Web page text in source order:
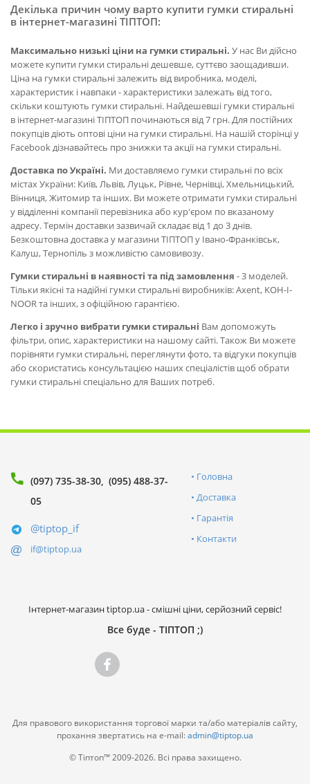
Декілька причин чому варто купити гумки стиральні
в інтернет-магазині ТІПТОП:
Максимально низькі ціни на гумки стиральні. У нас Ви дійсно
можете купити гумки стиральні дешевше, суттєво заощадивши.
Ціна на гумки стиральні залежить від виробника, моделі,
характеристик і навпаки - характеристики залежать від того,
скільки коштують гумки стиральні. Найдешевші гумки стиральні
в інтернет-магазині ТІПТОП починаються від 7 грн. Для постійних
покупців діють оптові ціни на гумки стиральні. На нашій сторінці у
Facebook дізнавайтесь про знижки та акції на гумки стиральні.
Доставка по Україні. Ми доставляємо гумки стиральні по всіх
містах України: Київ, Львів, Луцьк, Рівне, Чернівці, Хмельницький,
Вінниця, Житомир та інших. Ви можете отримати гумки стиральні
у відділенні компанії перевізника або кур'єром по вказаному
адресу. Термін доставки зазвичай складає від 1 до 3 днів.
Безкоштовна доставка у магазини ТІПТОП у Івано-Франківськ,
Калуш, Тернопіль з можливістю самовивозу.
Гумки стиральні в наявності та під замовлення - 3 моделей.
Тільки якісні та надійні гумки стиральні виробників: Axent, KOH-I-
NOOR та інших, з офіційною гарантією.
Легко і зручно вибрати гумки стиральні Вам допоможуть
фільтри, опис, характеристики на нашому сайті. Також Ви можете
порівняти гумки стиральні, переглянути фото, та відгуки покупців
або скористатись консультацією наших спеціалістів щоб обрати
гумки стиральні спеціально для Ваших потреб.
(097) 735-38-30 (095) 488-37-
05
@tiptop_if
if@tiptop.ua
Головна
Доставка
Гарантія
Контакти
Інтернет-магазин tiptop.ua - смішні ціни, серйозний сервіс!
Все буде - ТІПТОП ;)
Для правового використання торгової марки та/або матеріалів сайту,
прохання звертатись на e-mail:admin@tiptop.ua
© Тіптоп™ 2009-2026. Всі права захищено.